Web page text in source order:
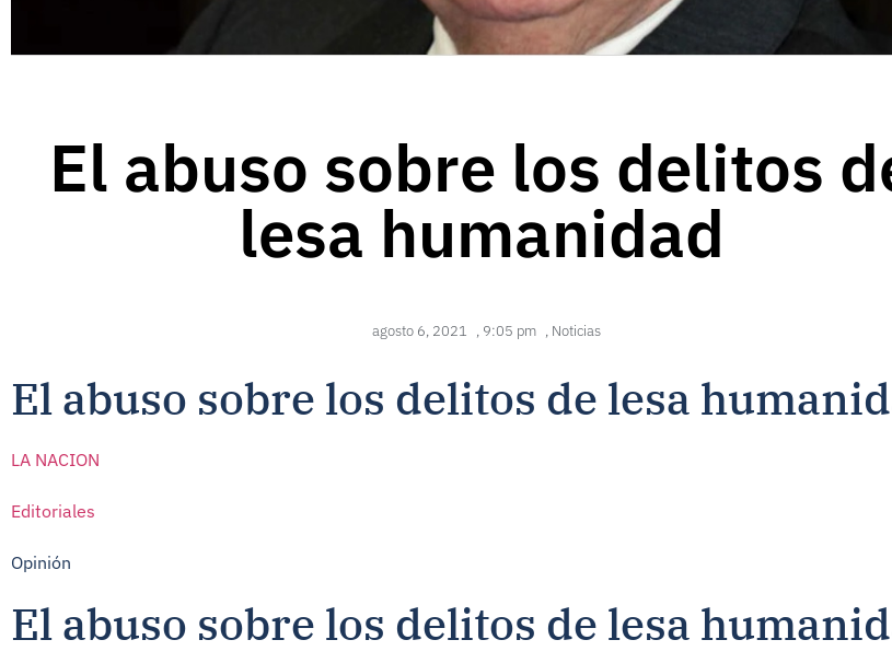
El abuso sobre los delitos
lesa humanidad
agosto 6, 2021 , 9:05 pm , Noticias
El abuso sobre los delitos de lesa
LA NACION
Editoriales
Opinión
El abuso sobre los delitos de lesa